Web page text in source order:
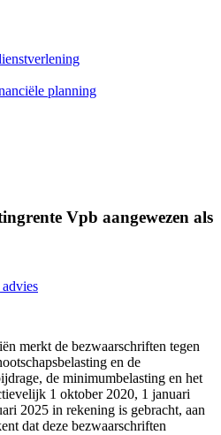
planning
Vpb aangewezen als
merkt de bezwaarschriften tegen
en de
de minimumbelasting en het
1 oktober 2020, 1 januari
2025 in rekening is gebracht, aan
dat deze bezwaarschriften